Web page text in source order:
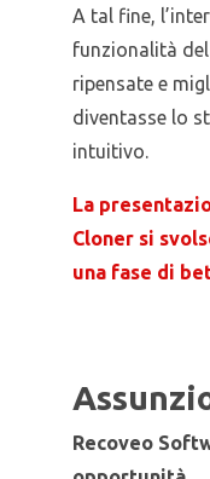
A tal fine,
funzionalità
ripensate e
diventasse lo
intuitivo.
La
Cloner si
una fase di
Recoveo